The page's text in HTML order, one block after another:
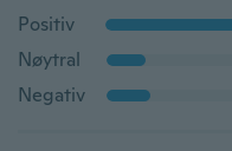
Positiv
Nøytral
Negativ